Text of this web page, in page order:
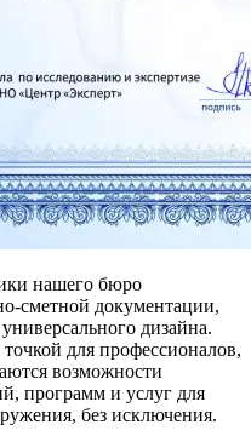
нашего бюро
сметной документации,
дизайна.
для профессионалов,
возможности
программ и услуг для
без исключения.